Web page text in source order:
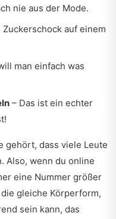
nie aus der Mode.
auf einem
man einfach was
– Das ist ein echter
gehört, dass viele Leute
Also, wenn du online
eine Nummer größer
gleiche Körperform,
sein kann, das